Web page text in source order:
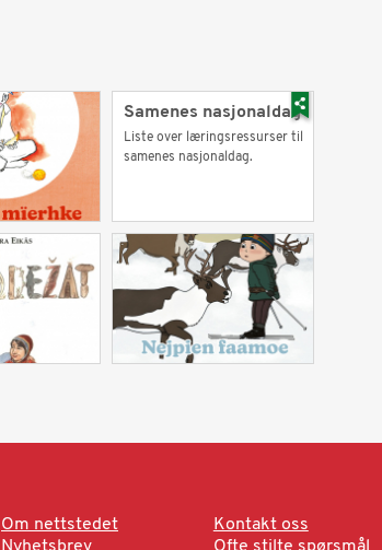
Samenes nasjonaldag
Liste over læringsressurser til
samenes nasjonaldag.
Om nettstedet Kontakt oss